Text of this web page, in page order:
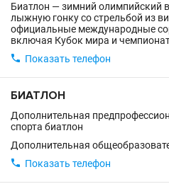
Биатлон — зимний олимпийский
лыжную гонку со стрельбой из
официальные международные
включая Кубок мира и
 Показать телефон
БИАТЛОН
Дополнительная
спорта биатлон
Дополнительная
 Показать телефон